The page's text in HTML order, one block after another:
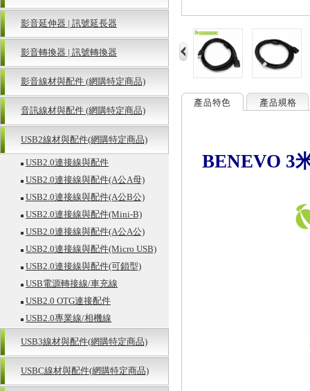
影音延伸器 | 訊號延長器
影音轉換器 | 訊號轉換器
影音線材與配件 (網購特定商品)
音訊線材與配件 (網購特定商品)
USB2線材與配件(網購特定商品)
USB2.0連接線與配件
USB2.0連接線與配件(A公A母)
USB2.0連接線與配件(A公B公)
USB2.0連接線與配件(Mini-B)
USB2.0連接線與配件(A公A公)
USB2.0連接線與配件(Micro USB)
USB2.0連接線與配件(可鎖型)
USB電源轉接線/車充線
USB2.0 OTG連接配件
USB2.0專業線/相機線
USB3線材與配件(網購特定商品)
USBC線材與配件(網購特定商品)
BENEVO 3